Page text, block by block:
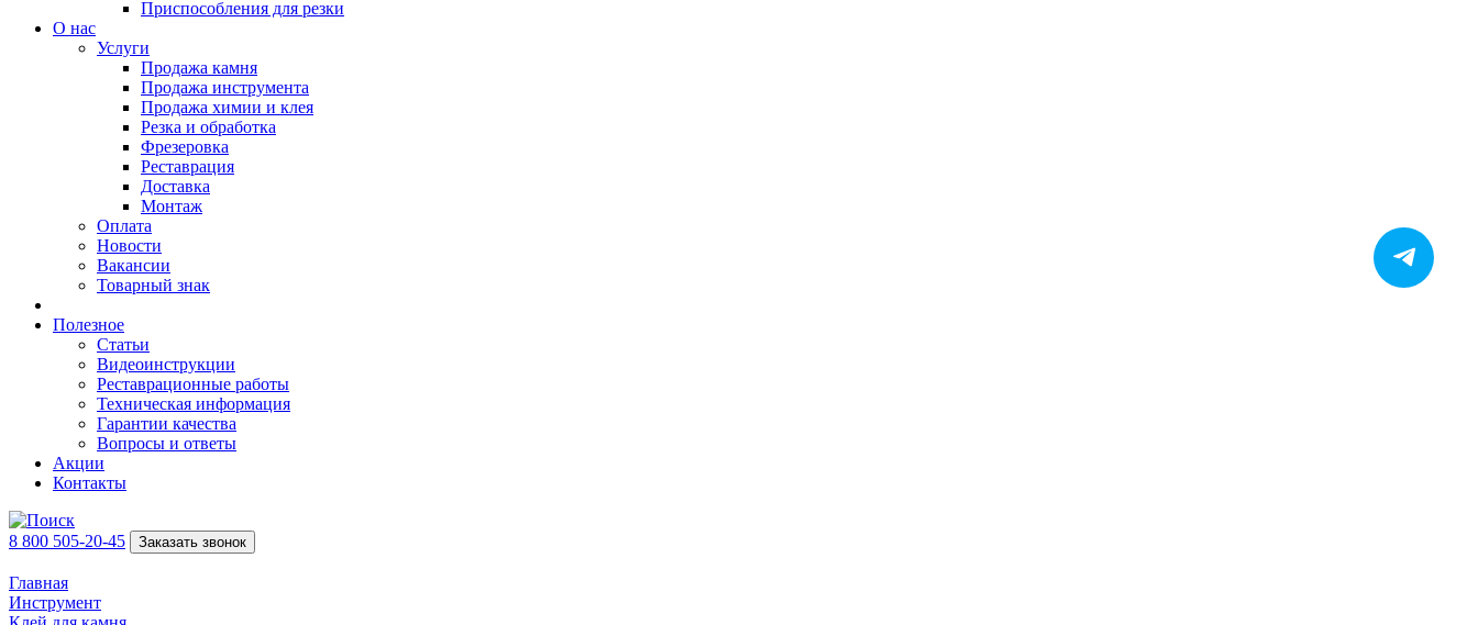
Приспособления для резки
О нас
Услуги
Продажа камня
Продажа инструмента
Продажа химии и клея
Резка и обработка
Фрезеровка
Реставрация
Доставка
Монтаж
Оплата
Новости
Вакансии
Товарный знак
Полезное
Статьи
Видеоинструкции
Реставрационные работы
Техническая информация
Гарантии качества
Вопросы и ответы
Акции
Контакты
8 800 505-20-45 Заказать звонок
Главная
Инструмент